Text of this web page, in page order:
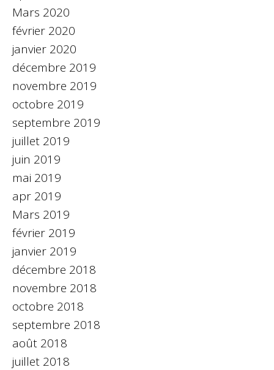
Mars 2020
février 2020
janvier 2020
décembre 2019
novembre 2019
octobre 2019
septembre 2019
juillet 2019
juin 2019
mai 2019
apr 2019
Mars 2019
février 2019
janvier 2019
décembre 2018
novembre 2018
octobre 2018
septembre 2018
août 2018
juillet 2018